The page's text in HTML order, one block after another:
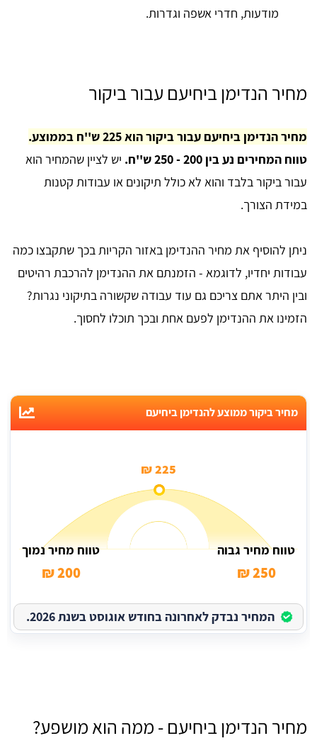
מודעות, חדרי אשפה וגדרות.
מחיר הנדימן ביחיעם עבור ביקור
מחיר הנדימן ביחיעם עבור ביקור הוא 225 ש''ח בממוצע.
טווח המחירים נע בין 200 - 250 ש''ח.
יש לציין שהמחיר הוא
עבור ביקור בלבד והוא לא כולל תיקונים או עבודות קטנות
במידת הצורך.
ניתן להוסיף את מחיר ההנדימן באזור הקריות בכך שתקבצו כמה
עבודות יחדיו, לדוגמא - הזמנתם את ההנדימן להרכבת רהיטים
ובין היתר אתם צריכם גם עוד עבודה שקשורה בתיקוני נגרות?
הזמינו את ההנדימן לפעם אחת ובכך תוכלו לחסוך.
מחיר ביקור ממוצע להנדימן ביחיעם
225 ₪
טווח מחיר גבוה
250 ₪
טווח מחיר נמוך
200 ₪
המחיר נבדק לאחרונה בחודש אוגוסט בשנת 2026.
מחיר הנדימן ביחיעם - ממה הוא מושפע?